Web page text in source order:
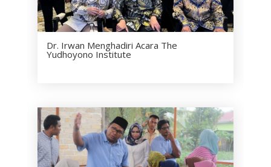
Dr. Irwan Menghadiri Acara The
Yudhoyono Institute